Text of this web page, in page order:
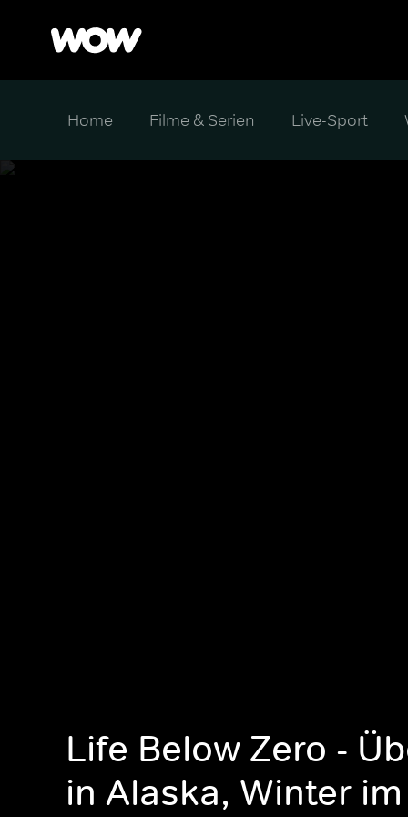
Home Filme & Serien Live-Sport
Life Below Zero -
in Alaska, Winter im